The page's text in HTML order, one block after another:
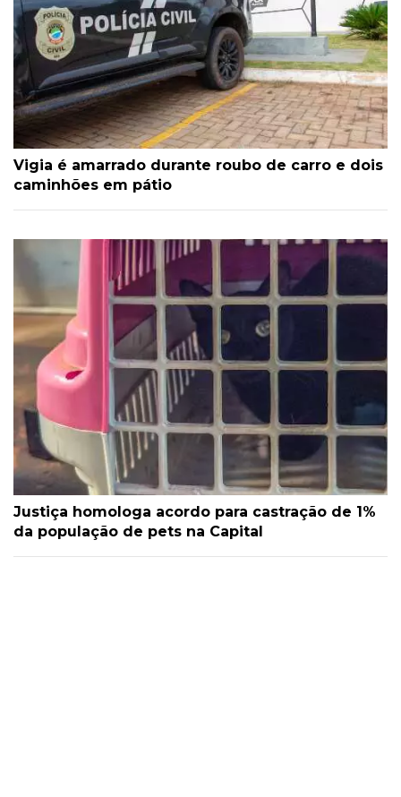
Vigia é amarrado durante roubo de carro e dois
caminhões em pátio
Justiça homologa acordo para castração de 1%
da população de pets na Capital